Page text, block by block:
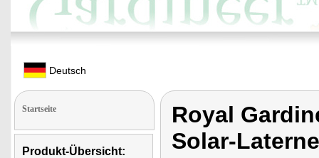
Deutsch
Startseite
Produkt-Übersicht:
Royal
Solar-